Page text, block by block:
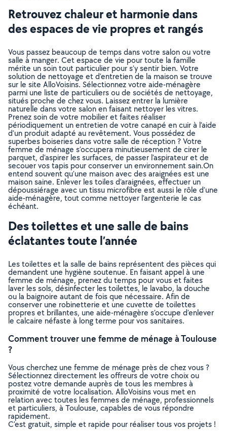
Retrouvez chaleur et harmonie dans
des espaces de vie propres et rangés
Vous passez beaucoup de temps dans votre salon ou votre
salle à manger. Cet espace de vie pour toute la famille
mérite un soin tout particulier pour s’y sentir bien. Votre
solution de nettoyage et d’entretien de la maison se trouve
sur le site AlloVoisins. Sélectionnez votre aide-ménagère
parmi une liste de particuliers ou de sociétés de nettoyage,
situés proche de chez vous. Laissez entrer la lumière
naturelle dans votre salon en faisant nettoyer les vitres.
Prenez soin de votre mobilier et faites réaliser
périodiquement un entretien de votre canapé en cuir à l’aide
d’un produit adapté au revêtement. Vous possédez de
superbes boiseries dans votre salle de réception ? Votre
femme de ménage s’occupera minutieusement de cirer le
parquet, d’aspirer les surfaces, de passer l’aspirateur et de
secouer vos tapis pour conserver un environnement sain.On
entend souvent qu’une maison avec des araignées est une
maison saine. Enlever les toiles d’araignées, effectuer un
dépoussiérage avec un tissu microfibre est aussi le rôle d’une
aide-ménagère, tout comme nettoyer l’argenterie le cas
échéant.
Des toilettes et une salle de bains
éclatantes toute l’année
Les toilettes et la salle de bains représentent des pièces qui
demandent une hygiène soutenue. En faisant appel à une
femme de ménage, prenez du temps pour vous et faites
laver les sols, désinfecter les toilettes, le lavabo, la douche
ou la baignoire autant de fois que nécessaire. Afin de
conserver une robinetterie et une cuvette de toilettes
propres et brillantes, une aide-ménagère s’occupe d’enlever
le calcaire néfaste à long terme pour vos sanitaires.
Comment trouver une femme de ménage à Toulouse
?
Vous cherchez une femme de ménage près de chez vous ?
Sélectionnez directement les offreurs de votre choix ou
postez votre demande auprès de tous les membres à
proximité de votre localisation. AlloVoisins vous met en
relation avec toutes les femmes de ménage, professionnels
et particuliers, à Toulouse, capables de vous répondre
rapidement.
C’est gratuit, simple et rapide pour réaliser tous vos projets !